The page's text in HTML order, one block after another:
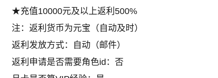
★充值10000元及以上返利500%
注：返利货币为元宝（自动及时）
返利发放方式：自动（邮件）
返利申请是否需要角色id：否